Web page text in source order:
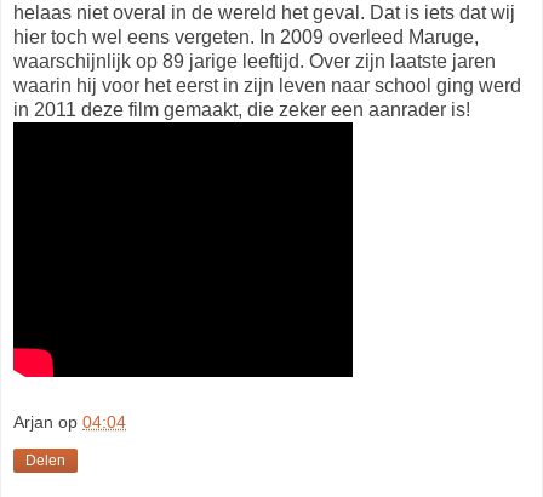
helaas niet overal in de wereld het geval. Dat is iets dat wij
hier toch wel eens vergeten. In 2009 overleed Maruge,
waarschijnlijk op 89 jarige leeftijd. Over zijn laatste jaren
waarin hij voor het eerst in zijn leven naar school ging werd
in 2011 deze film gemaakt, die zeker een aanrader is!
Arjan op 04:04
Delen